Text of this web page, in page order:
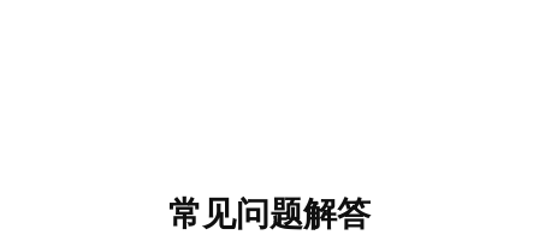
常见问题解答